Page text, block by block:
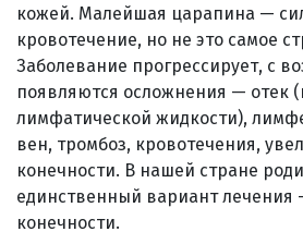
кожей. Малейшая царапина —
кровотечение, но не это самое
Заболевание прогрессирует, с
появляются осложнения — отек
лимфатической жидкости),
вен, тромбоз, кровотечения,
конечности. В нашей стране
единственный вариант лечения
конечности.